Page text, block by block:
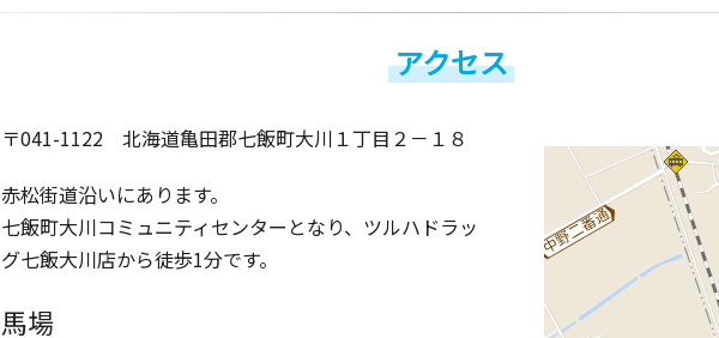
アクセス
〒041-1122 北海道亀田郡七飯町大川１丁目２－１８
赤松街道沿いにあります。
七飯町大川コミュニティセンターとなり、ツルハドラッ
グ七飯大川店から徒歩1分です。
馬場